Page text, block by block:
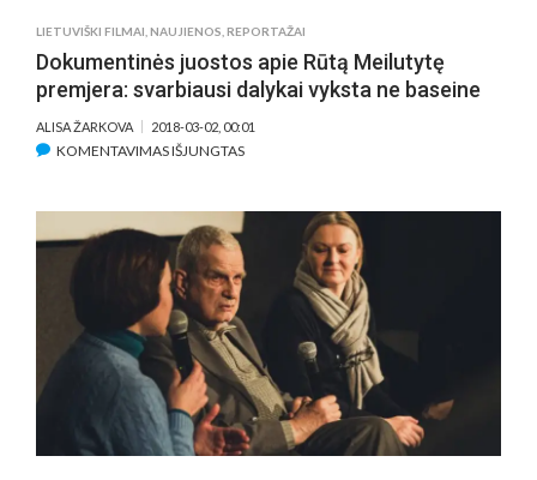
LIETUVIŠKI FILMAI,NAUJIENOS,REPORTAŽAI
Dokumentinės juostos apie Rūtą Meilutytę
premjera: svarbiausi dalykai vyksta ne baseine
ALISA ŽARKOVA 2018-03-02, 00:01
KOMENTAVIMAS IŠJUNGTASĮRAŠE
APIE
MEILUTYTĘ
PREMJERA:
SVARBIAUSI
DALYKAI
VYKSTA
NE
BASEINE